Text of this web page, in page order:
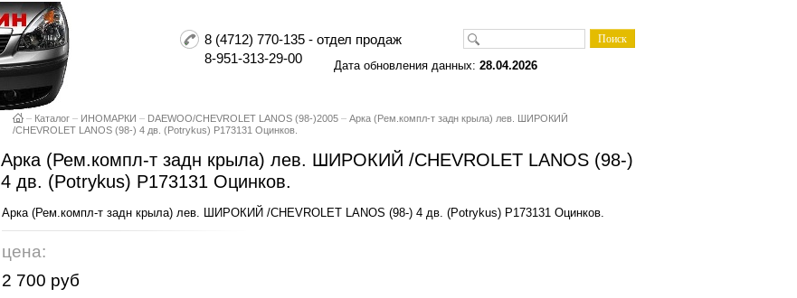
8 (4712) 770-135 - отдел продаж
8-951-313-29-00
Дата обновления данных: 28.04.2026
– Каталог – ИНОМАРКИ – DAEWOO/CHEVROLET LANOS (98-)2005 – Арка (Рем.компл-т задн крыла) лев. ШИРОКИЙ
/CHEVROLET LANOS (98-) 4 дв. (Potrykus) P173131 Оцинков.
Арка (Рем.компл-т задн крыла) лев. ШИРОКИЙ /CHEVROLET LANOS (98-)
4 дв. (Potrykus) P173131 Оцинков.
Арка (Рем.компл-т задн крыла) лев. ШИРОКИЙ /CHEVROLET LANOS (98-) 4 дв. (Potrykus) P173131 Оцинков.
цена:
2 700 руб